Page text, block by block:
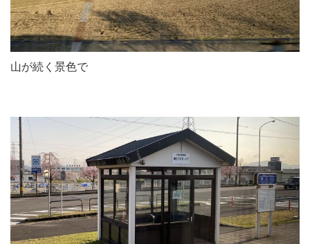
山が続く景色で